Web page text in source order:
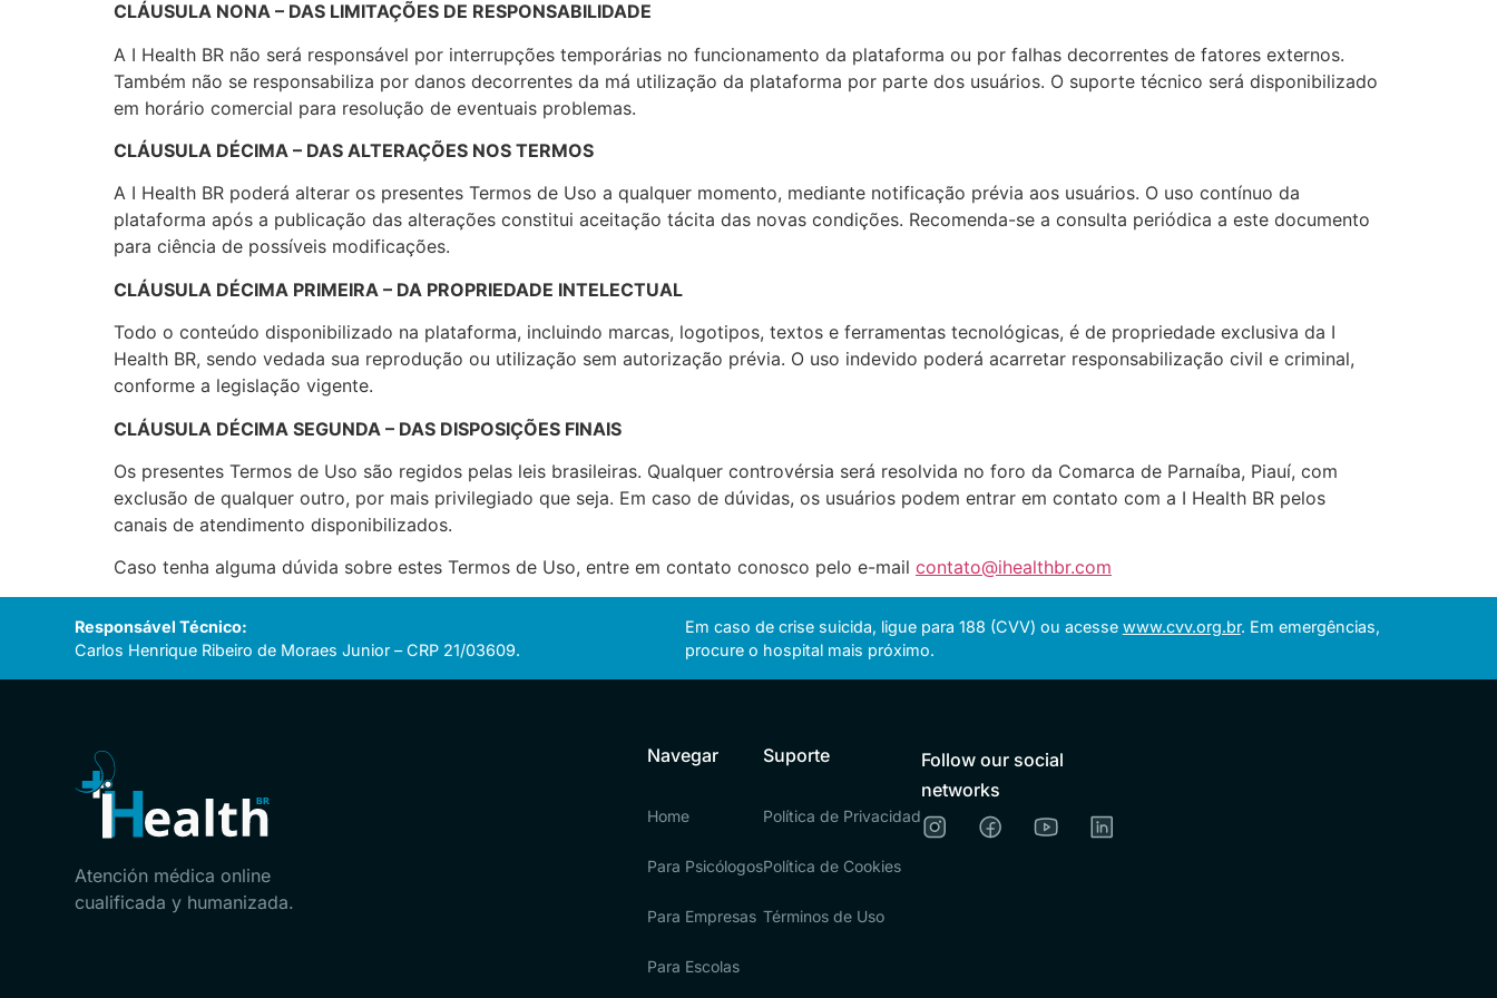
CLÁUSULA NONA – DAS LIMITAÇÕES DE RESPONSABILIDADE
A I Health BR não será responsável por interrupções temporárias no funcionamento da plataforma ou por falhas decorrentes de fatores externos.
Também não se responsabiliza por danos decorrentes da má utilização da plataforma por parte dos usuários. O suporte técnico será disponibilizado
em horário comercial para resolução de eventuais problemas.
CLÁUSULA DÉCIMA – DAS ALTERAÇÕES NOS TERMOS
A I Health BR poderá alterar os presentes Termos de Uso a qualquer momento, mediante notificação prévia aos usuários. O uso contínuo da
plataforma após a publicação das alterações constitui aceitação tácita das novas condições. Recomenda-se a consulta periódica a este documento
para ciência de possíveis modificações.
CLÁUSULA DÉCIMA PRIMEIRA – DA PROPRIEDADE INTELECTUAL
Todo o conteúdo disponibilizado na plataforma, incluindo marcas, logotipos, textos e ferramentas tecnológicas, é de propriedade exclusiva da I
Health BR, sendo vedada sua reprodução ou utilização sem autorização prévia. O uso indevido poderá acarretar responsabilização civil e criminal,
conforme a legislação vigente.
CLÁUSULA DÉCIMA SEGUNDA – DAS DISPOSIÇÕES FINAIS
Os presentes Termos de Uso são regidos pelas leis brasileiras. Qualquer controvérsia será resolvida no foro da Comarca de Parnaíba, Piauí, com
exclusão de qualquer outro, por mais privilegiado que seja. Em caso de dúvidas, os usuários podem entrar em contato com a I Health BR pelos
canais de atendimento disponibilizados.
Caso tenha alguma dúvida sobre estes Termos de Uso, entre em contato conosco pelo e-mail contato@ihealthbr.com
Responsável Técnico:
Carlos Henrique Ribeiro de Moraes Junior – CRP 21/03609.
Em caso de crise suicida, ligue para 188 (CVV) ou acesse www.cvv.org.br. Em emergências,
procure o hospital mais próximo.
Atención médica online
cualificada y humanizada.
Navegar
Home
Para Psicólogos
Para Empresas
Para Escolas
Suporte
Política de Privacidad
Política de Cookies
Términos de Uso
Follow our social
networks